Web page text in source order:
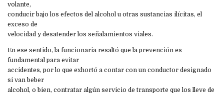
volante,
conducir bajo los efectos del alcohol u otras sustancias ilícitas, el
exceso de
velocidad y desatender los señalamientos viales.
En ese sentido, la funcionaria resaltó que la prevención es
fundamental para evitar
accidentes, por lo que exhortó a contar con un conductor designado
si van beber
alcohol, o bien, contratar algún servicio de transporte que los lleve de